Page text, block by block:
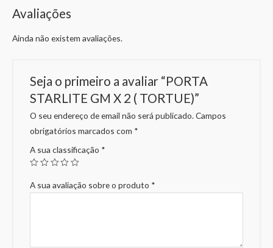
Avaliações
Ainda não existem avaliações.
Seja o primeiro a avaliar “PORTA
STARLITE GM X 2 ( TORTUE)”
O seu endereço de email não será publicado. Campos
obrigatórios marcados com *
A sua classificação *
A sua avaliação sobre o produto *